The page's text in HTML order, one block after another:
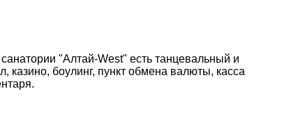
"Алтай-West" есть танцевальный и
казино, боулинг, пункт обмена валюты, касса